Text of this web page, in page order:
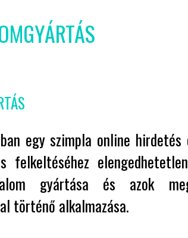
egy szimpla online hirdetés
felkeltéséhez
gyártása és azok
történő alkalmazása.